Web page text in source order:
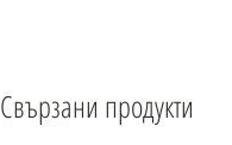
Свързани продукти